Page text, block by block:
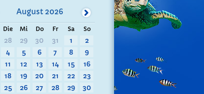
August 2026
Die Mi Do Fr Sa So
28 29 30 31 1
2
4 5 6 7 8
9
11 12 13 14 15
16
18 19 20 21 22
23
25 26 27 28 29
30